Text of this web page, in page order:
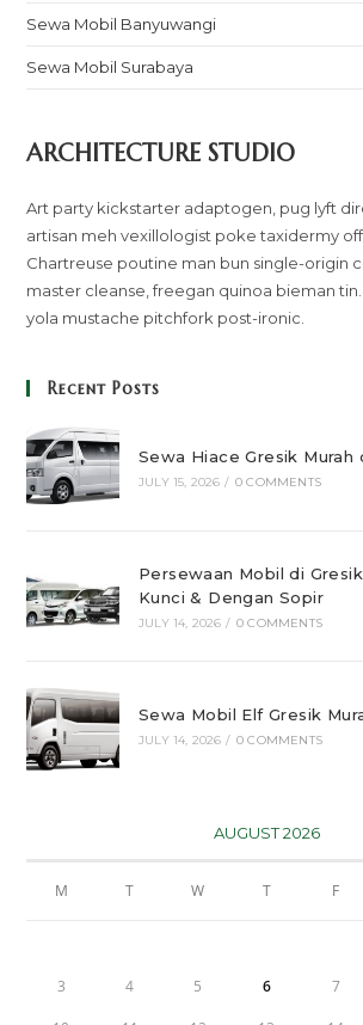
Sewa Mobil Banyuwangi
Sewa Mobil Surabaya
ARCHITECTURE STUDIO
Art party kickstarter adaptogen, pug lyft
artisan meh vexillologist poke taxidermy
Chartreuse poutine man bun single-origin
master cleanse, freegan quinoa bieman
yola mustache pitchfork post-ironic.
Recent Posts
Sewa Hiace Gresik Murah
JULY 15, 2026 / 0 COMMENTS
Persewaan Mobil di
Kunci & Dengan Sopir
JULY 14, 2026 / 0 COMMENTS
Sewa Mobil Elf Gresik
JULY 14, 2026 / 0 COMMENTS
AUGUST 2026
M T W T F
3 4 5 6 7